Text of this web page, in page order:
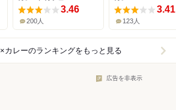
3.46
200人
3.41
123人
カレーのランキングをもっと見る
広告を非表示